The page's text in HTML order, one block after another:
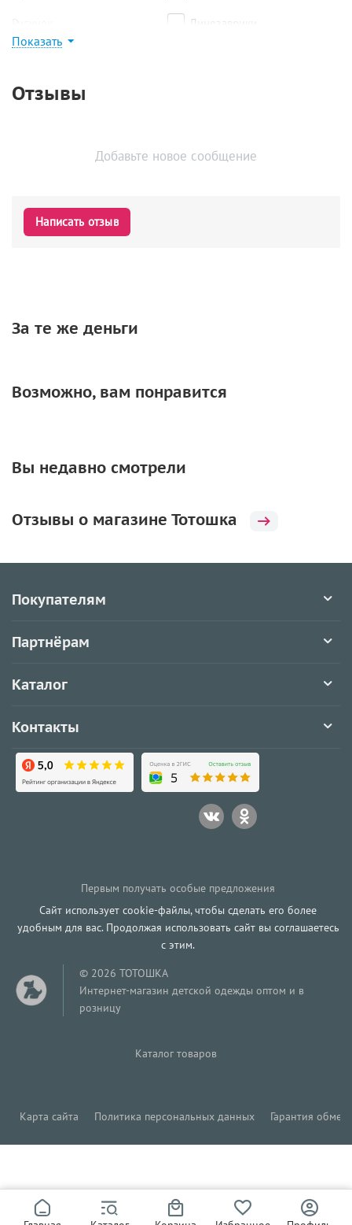
Динозаврики
Показать
Отзывы
Добавьте новое сообщение
Написать отзыв
За те же деньги
Возможно, вам понравится
Вы недавно смотрели
Отзывы о магазине Тотошка
Покупателям
Партнёрам
Каталог
Контакты
Первым получать особые предложения
Сайт использует cookie-файлы, чтобы сделать его более
удобным для вас. Продолжая использовать сайт вы соглашаетесь
с этим.
© 2026 ТОТОШКА
Интернет-магазин детской одежды оптом и в
розницу
Каталог товаров
Карта сайта Политика персональных данных Гарантия
Р